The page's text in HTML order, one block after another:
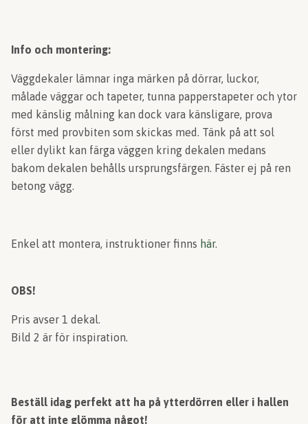
Info och montering:
Väggdekaler lämnar inga märken på dörrar, luckor,
målade väggar och tapeter, tunna papperstapeter och ytor
med känslig målning kan dock vara känsligare, prova
först med provbiten som skickas med. Tänk på att sol
eller dylikt kan färga väggen kring dekalen medans
bakom dekalen behålls ursprungsfärgen. Fäster ej på ren
betong vägg.
Enkel att montera, instruktioner finns här.
OBS!
Pris avser 1 dekal.
Bild 2 är för inspiration.
Beställ idag perfekt att ha på ytterdörren eller i hallen
för att inte glömma något!